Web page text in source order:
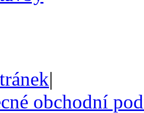
|
obchodní